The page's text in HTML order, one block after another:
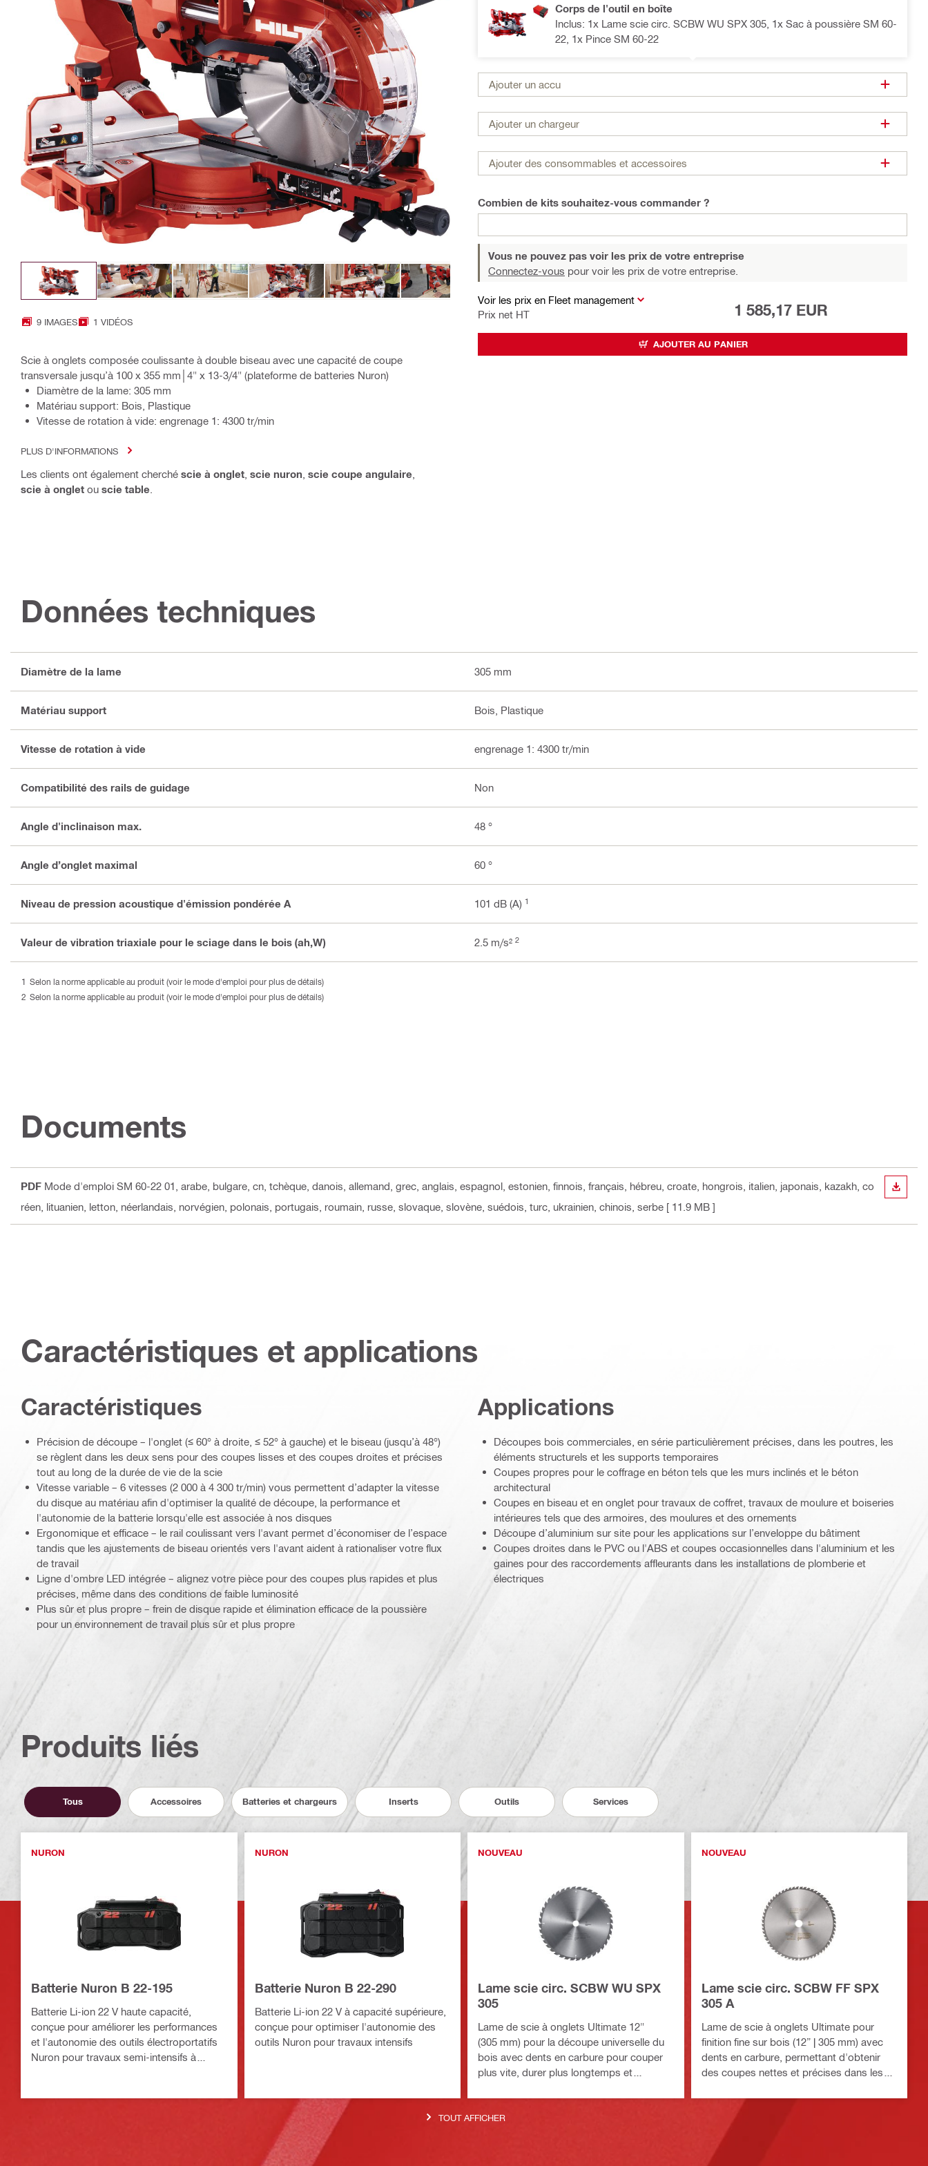
9 IMAGES 1 VIDÉOS
Scie à onglets composée coulissante à double biseau avec une capacité de coupe
transversale jusqu’à 100 x 355 mm│4" x 13-3/4" (plateforme de batteries Nuron)
Diamètre de la lame: 305 mm
Matériau support: Bois, Plastique
Vitesse de rotation à vide: engrenage 1: 4300 tr/min
PLUS D'INFORMATIONS
Les clients ont également cherché scie à onglet scie nuron scie coupe angulaire
scie à onglet ou scie table
Corps de l'outil en boîte
Inclus: 1x Lame scie circ. SCBW WU SPX 305, 1x Sac à poussière SM 60-
22, 1x Pince SM 60-22
Ajouter un accu
Ajouter un chargeur
Ajouter des consommables et accessoires
Combien de kits souhaitez-vous commander ?
Vous ne pouvez pas voir les prix de votre entreprise
Connectez-vous pour voir les prix de votre entreprise.
Voir les prix en Fleet management
Prix net HT
1 585,17 EUR
AJOUTER AU PANIER
Données techniques
Diamètre de la lame 305 mm
Matériau support Bois, Plastique
Vitesse de rotation à vide engrenage 1: 4300 tr/min
Compatibilité des rails de guidage Non
Angle d'inclinaison max. 48 °
Angle d’onglet maximal 60 °
Niveau de pression acoustique d'émission pondérée A 101 dB (A) 1
Valeur de vibration triaxiale pour le sciage dans le bois (ah,W) 2.5 m/s² 2
Selon la norme applicable au produit (voir le mode d'emploi pour plus de détails)
Selon la norme applicable au produit (voir le mode d'emploi pour plus de détails)
Documents
PDF Mode d'emploi SM 60-22 01 , arabe, bulgare, cn, tchèque, danois, allemand, grec, anglais, espagnol, estonien, finnois, français, hébreu, croate, hongrois, italien, japonais, kazakh, co
réen, lituanien, letton, néerlandais, norvégien, polonais, portugais, roumain, russe, slovaque, slovène, suédois, turc, ukrainien, chinois, serbe [ 11.9 MB ]
Caractéristiques et applications
Caractéristiques
Précision de découpe – l'onglet (≤ 60° à droite, ≤ 52° à gauche) et le biseau (jusqu’à 48°)
se règlent dans les deux sens pour des coupes lisses et des coupes droites et précises
tout au long de la durée de vie de la scie
Vitesse variable – 6 vitesses (2 000 à 4 300 tr/min) vous permettent d’adapter la vitesse
du disque au matériau afin d'optimiser la qualité de découpe, la performance et
l'autonomie de la batterie lorsqu'elle est associée à nos disques
Ergonomique et efficace – le rail coulissant vers l'avant permet d’économiser de l’espace
tandis que les ajustements de biseau orientés vers l'avant aident à rationaliser votre flux
de travail
Ligne d'ombre LED intégrée – alignez votre pièce pour des coupes plus rapides et plus
précises, même dans des conditions de faible luminosité
Plus sûr et plus propre – frein de disque rapide et élimination efficace de la poussière
pour un environnement de travail plus sûr et plus propre
Applications
Découpes bois commerciales, en série particulièrement précises, dans les poutres, les
éléments structurels et les supports temporaires
Coupes propres pour le coffrage en béton tels que les murs inclinés et le béton
architectural
Coupes en biseau et en onglet pour travaux de coffret, travaux de moulure et boiseries
intérieures tels que des armoires, des moulures et des ornements
Découpe d’aluminium sur site pour les applications sur l’enveloppe du bâtiment
Coupes droites dans le PVC ou l'ABS et coupes occasionnelles dans l'aluminium et les
gaines pour des raccordements affleurants dans les installations de plomberie et
électriques
Produits liés
Tous Accessoires Batteries et chargeurs Inserts Outils Services
NURON
Batterie Nuron B 22-195
Batterie Li-ion 22 V haute capacité,
conçue pour améliorer les performances
et l'autonomie des outils électroportatifs
Nuron pour travaux semi-intensifs à
NURON
Batterie Nuron B 22-290
Batterie Li-ion 22 V à capacité supérieure,
conçue pour optimiser l'autonomie des
outils Nuron pour travaux intensifs
NOUVEAU
Lame scie circ. SCBW WU SPX
305
Lame de scie à onglets Ultimate 12"
(305 mm) pour la découpe universelle du
bois avec dents en carbure pour couper
plus vite, durer plus longtemps et
onglets sans fil
NOUVEAU
Lame scie circ. SCBW FF SPX
305 A
Lame de scie à onglets Ultimate pour
finition fine sur bois (12” | 305 mm) avec
dents en carbure, permettant d'obtenir
des coupes nettes et précises dans les
sans fil SM 60-22
TOUT AFFICHER